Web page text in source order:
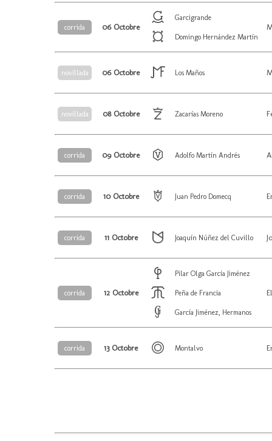
corrida 06 Octobre
Garcigrande
Domingo Hernández Martín
novillada 06 Octobre Los Maños
novillada 08 Octobre Zacarías Moreno
corrida 09 Octobre Adolfo Martín Andrés
corrida 10 Octobre Juan Pedro Domecq
corrida 11 Octobre Joaquín Núñez del Cuvillo
corrida 12 Octobre
Pilar Olga García Jiménez
Peña de Francia
García Jiménez, Hermanos
corrida 13 Octobre Montalvo